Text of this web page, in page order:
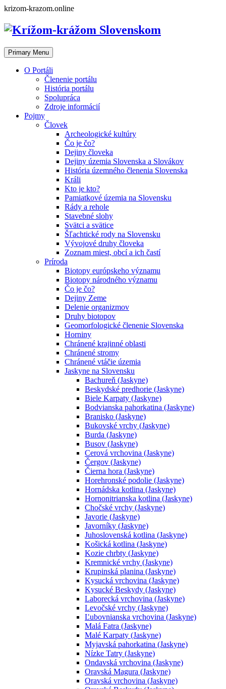
Skip
content
krizom-krazom.online
Primary Menu
O Portáli
Členenie portálu
História portálu
Spolupráca
Zdroje informácií
Pojmy
Človek
Archeologické kultúry
Čo je čo?
Dejiny človeka
Dejiny územia Slovenska a Slovákov
História územného členenia Slovenska
Králi
Kto je kto?
Pamiatkové územia na Slovensku
Rády a rehole
Stavebné slohy
Svätci a svätice
Šľachtické rody na Slovensku
Vývojové druhy človeka
Zoznam miest, obcí a ich častí
Príroda
Biotopy európskeho významu
Biotopy národného významu
Čo je čo?
Dejiny Zeme
Delenie organizmov
Druhy biotopov
Geomorfologické členenie Slovenska
Horniny
Chránené krajinné oblasti
Chránené stromy
Chránené vtáčie územia
Jaskyne na Slovensku
Bachureň (Jaskyne)
Beskydské predhorie (Jaskyne)
Biele Karpaty (Jaskyne)
Bodvianska pahorkatina (Jaskyne)
Branisko (Jaskyne)
Bukovské vrchy (Jaskyne)
Burda (Jaskyne)
Busov (Jaskyne)
Cerová vrchovina (Jaskyne)
Čergov (Jaskyne)
Čierna hora (Jaskyne)
Horehronské podolie (Jaskyne)
Hornádska kotlina (Jaskyne)
Hornonitrianska kotlina (Jaskyne)
Chočské vrchy (Jaskyne)
Javorie (Jaskyne)
Javorníky (Jaskyne)
Juhoslovenská kotlina (Jaskyne)
Košická kotlina (Jaskyne)
Kozie chrbty (Jaskyne)
Kremnické vrchy (Jaskyne)
Krupinská planina (Jaskyne)
Kysucká vrchovina (Jaskyne)
Kysucké Beskydy (Jaskyne)
Laborecká vrchovina (Jaskyne)
Levočské vrchy (Jaskyne)
Ľubovnianska vrchovina (Jaskyne)
Malá Fatra (Jaskyne)
Malé Karpaty (Jaskyne)
Myjavská pahorkatina (Jaskyne)
Nízke Tatry (Jaskyne)
Ondavská vrchovina (Jaskyne)
Oravská Magura (Jaskyne)
Oravská vrchovina (Jaskyne)